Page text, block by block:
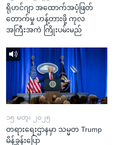
ရိုဟင်ဂျာ အထောက်အပံ့ဖြတ်
တောက်မှု ဟန့်တားဖို့ ကုလ
အကြီးအကဲ ကြိုးပမ်းမည်
၁၅ မတ္၊ ၂၀၂၅
တရားရေးဌာနမှာ သမ္မတ Trump
မိန့်ခွန်းပြော